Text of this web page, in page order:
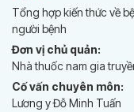
Tổng hợp kiến thức về
người bệnh
Đơn vị chủ quản:
Nhà thuốc nam gia
Cố vấn chuyên môn:
Lương y Đỗ Minh Tuấn